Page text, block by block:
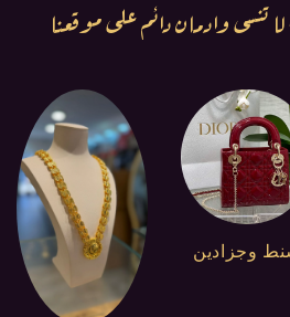
تنسى وادمان دائم على موقعنا
وجزادين